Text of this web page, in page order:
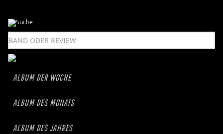
ALBUM DER WOCHE
ALBUM DES MONATS
ALBUM DES JAHRES